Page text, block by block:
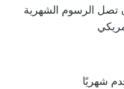
تصل الرسوم الشهرية